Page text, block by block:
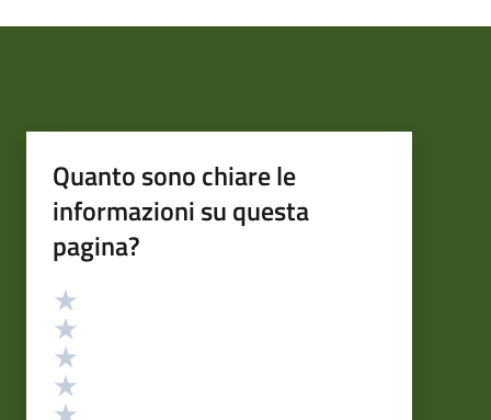
Quanto sono chiare le
informazioni su questa
pagina?
Valutazione